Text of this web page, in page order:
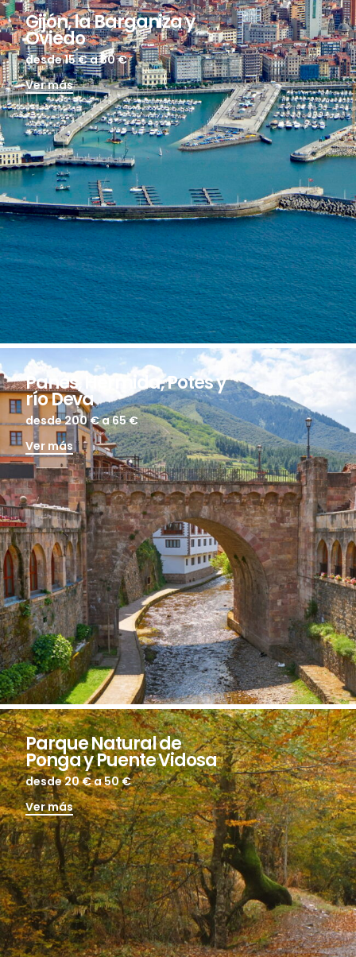
Gijón, la Barganiza y
Oviedo
desde 15 €a 80 €
Ver más
Panes, Hermida, Potes y
río Deva
desde 200 €a 65 €
Ver más
Parque Natural de
Ponga y Puente Vidosa
desde 20 €a 50 €
Ver más